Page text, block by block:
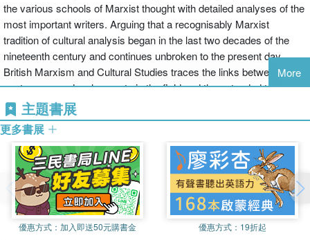
the various schools of Marxist thought with detailed analyses of the
most important writers. Arguing that a recognisably Marxist
tradition of cultural analysis began in the last two decades of the
nineteenth century and continues unbroken to the present day,
British Marxism and Cultural Studies traces the links between
contemporary developments in the field and the extended tradition
of which they form a part. With discussion of figures such as Jack
Lindsay, C.L.R. James, Julian Stallabrass and Mike Wayne, as well
as the cultural thinking of the New Left, Gramscian, Althusserian
and Political Economy schools, this book shows that the history of
British cultural Marxism is broader and richer than many people
realise. As such, it will be of interest to scholars and students of
sociology, cultural studies, intellectual history and the history of the
Left.
More
主題書展
更多書展
優惠方式： 加入即送50元購書金 優惠方式： 19折起